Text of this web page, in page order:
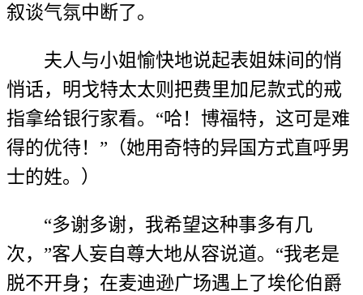
叙谈气氛中断了。
夫人与小姐愉快地说起表姐妹间的悄
悄话，明戈特太太则把费里加尼款式的戒
指拿给银行家看。“哈！博福特，这可是难
得的优待！”（她用奇特的异国方式直呼男
士的姓。）
“多谢多谢，我希望这种事多有几
次，”客人妄自尊大地从容说道。“我老是
脱不开身；在麦迪逊广场遇上了埃伦伯爵